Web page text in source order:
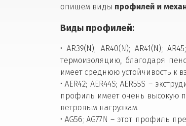
опишем виды профилей и
Виды профилей:
• AR39(N); AR40(N); AR41(N);
термоизоляцию, благодаря
имеет среднюю устойчивость к
• AER42; AER44S; AER55S –
профиль имеет очень высокую
ветровым нагрузкам.
• AG56; AG77N – этот профиль